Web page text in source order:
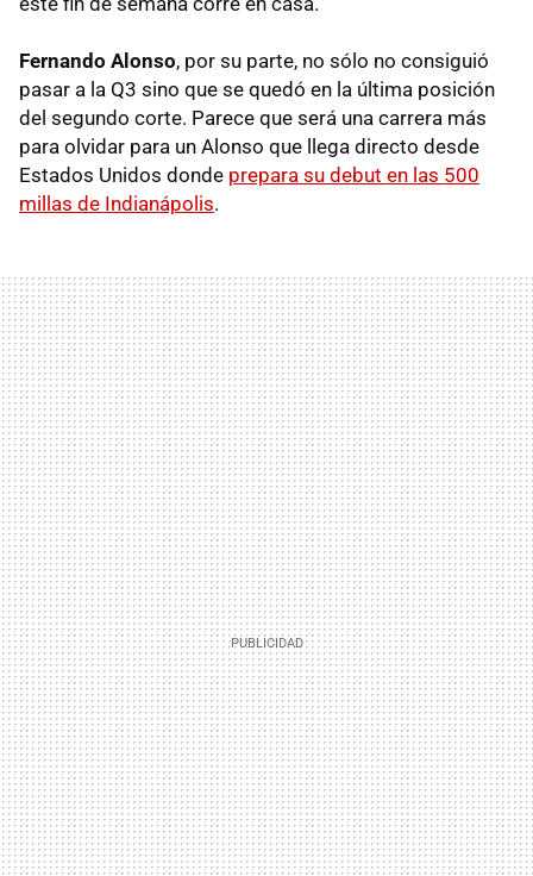
Fernando Alonso, por su parte, no sólo no consiguió
pasar a la Q3 sino que se quedó en la última posición
del segundo corte. Parece que será una carrera más
para olvidar para un Alonso que llega directo desde
Estados Unidos donde prepara su debut en las 500
millas de Indianápolis.